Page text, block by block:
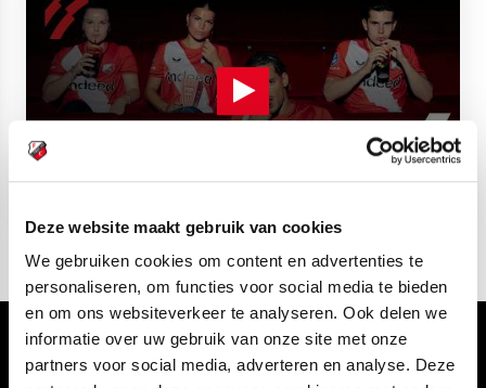
Deze website maakt gebruik van cookies
We gebruiken cookies om content en advertenties te
personaliseren, om functies voor social media te bieden
en om ons websiteverkeer te analyseren. Ook delen we
informatie over uw gebruik van onze site met onze
partners voor social media, adverteren en analyse. Deze
Volg ons ook via